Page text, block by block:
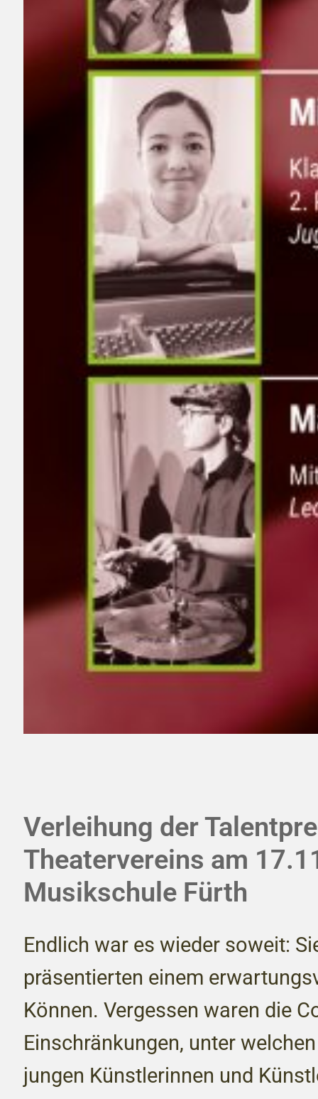
Verleihung der
Theatervereins am
Musikschule Fürth
Endlich war es wieder soweit:
präsentierten einem
Können. Vergessen waren die
Einschränkungen, unter
jungen Künstlerinnen und